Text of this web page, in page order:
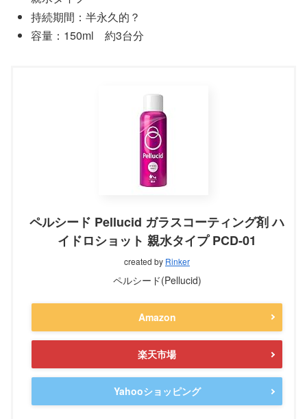
持続期間：半永久的？
容量：150ml 約3台分
ペルシード Pellucid ガラスコーティング剤 ハ
イドロショット 親水タイプ PCD-01
created by Rinker
ペルシード(Pellucid)
Amazon
楽天市場
Yahooショッピング